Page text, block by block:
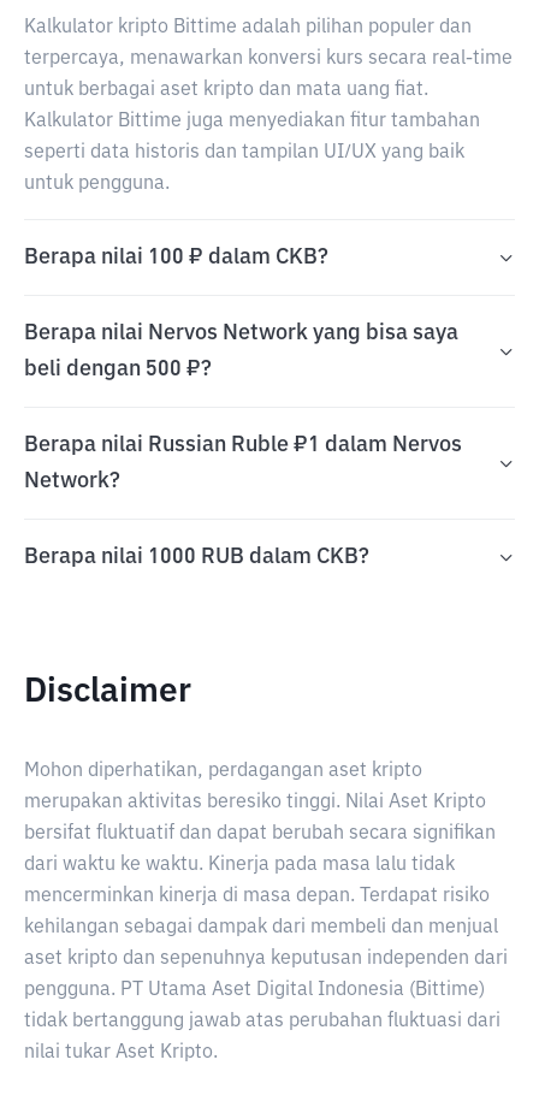
Kalkulator kripto Bittime adalah pilihan populer dan
terpercaya, menawarkan konversi kurs secara real-time
untuk berbagai aset kripto dan mata uang fiat.
Kalkulator Bittime juga menyediakan fitur tambahan
seperti data historis dan tampilan UI/UX yang baik
untuk pengguna.
Berapa nilai 100 ₽ dalam CKB?
Berapa nilai Nervos Network yang bisa saya
beli dengan 500 ₽?
Berapa nilai Russian Ruble ₽1 dalam Nervos
Network?
Berapa nilai 1000 RUB dalam CKB?
Disclaimer
Mohon diperhatikan, perdagangan aset kripto
merupakan aktivitas beresiko tinggi. Nilai Aset Kripto
bersifat fluktuatif dan dapat berubah secara signifikan
dari waktu ke waktu. Kinerja pada masa lalu tidak
mencerminkan kinerja di masa depan. Terdapat risiko
kehilangan sebagai dampak dari membeli dan menjual
aset kripto dan sepenuhnya keputusan independen dari
pengguna. PT Utama Aset Digital Indonesia (Bittime)
tidak bertanggung jawab atas perubahan fluktuasi dari
nilai tukar Aset Kripto.